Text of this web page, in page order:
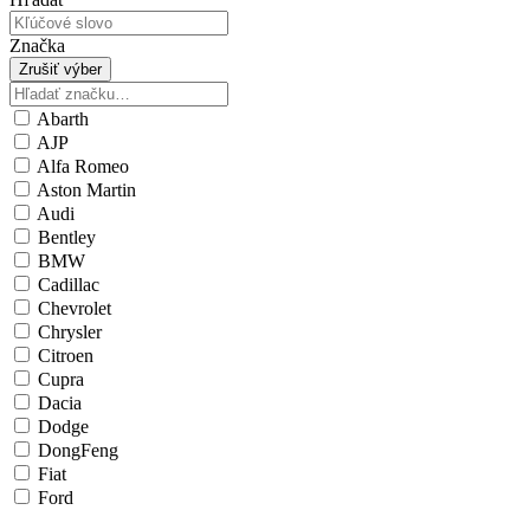
Značka
Zrušiť výber
Abarth
AJP
Alfa Romeo
Aston Martin
Audi
Bentley
BMW
Cadillac
Chevrolet
Chrysler
Citroen
Cupra
Dacia
Dodge
DongFeng
Fiat
Ford